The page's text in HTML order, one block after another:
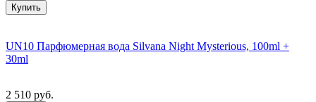
Купить
UN10 Парфюмерная вода Silvana Night Mysterious, 100ml +
30ml
2 510 руб.